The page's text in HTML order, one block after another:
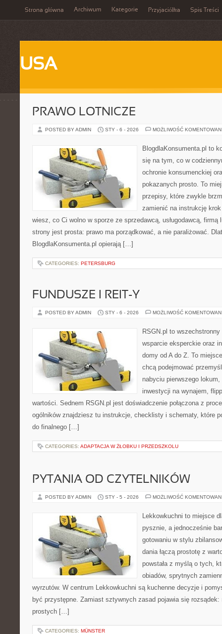
Strona główna Archiwum Kategorie Przyjaciółka Spis Treści
USA
PRAWO LOTNICZE
POSTED BY ADMIN STY - 6 - 2026 MOŻLIWOŚĆ
BlogdlaKonsumenta.pl to
się na tym, co w
ochronie konsumenckiej
pokazanych prosto. To
przepisy, które zwykle
zamienić na instrukcję
wiesz, co Ci wolno w sporze ze sprzedawcą, usługodawcą, firmą
strony jest prosta: prawo ma porządkować, a nie paraliżować.
BlogdlaKonsumenta.pl opierają […]
CATEGORIES: PETERSBURG
FUNDUSZE I REIT-Y
POSTED BY ADMIN STY - 6 - 2026 MOŻLIWOŚĆ
RSGN.pl to
wsparcie eksperckie oraz
domy od A do Z. To
chcą podejmować
nabyciu pierwszego
inwestycji na wynajem,
wartości. Sednem RSGN.pl jest doświadczenie połączona z
ogólników znajdziesz tu instrukcje, checklisty i schematy, które
do finalnego […]
CATEGORIES: ADAPTACJA W ŻŁOBKU I PRZEDSZKOLU
PYTANIA OD CZYTELNIKÓW
POSTED BY ADMIN STY - 5 - 2026 MOŻLIWOŚĆ
Lekkowkuchni to miejsce
pysznie, a jednocześnie
gotowaniu w stylu
dania łączą prostotę z
powstała z myślą o tych,
obiadów, sprytnych
wyrzutów. W centrum Lekkowkuchni są kuchenne decyzje i
być przystępne. Zamiast sztywnych zasad pojawia się rozsądek:
prostych […]
CATEGORIES: MÜNSTER